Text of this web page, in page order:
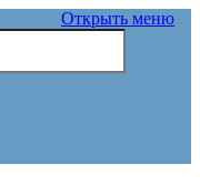
Открыть меню